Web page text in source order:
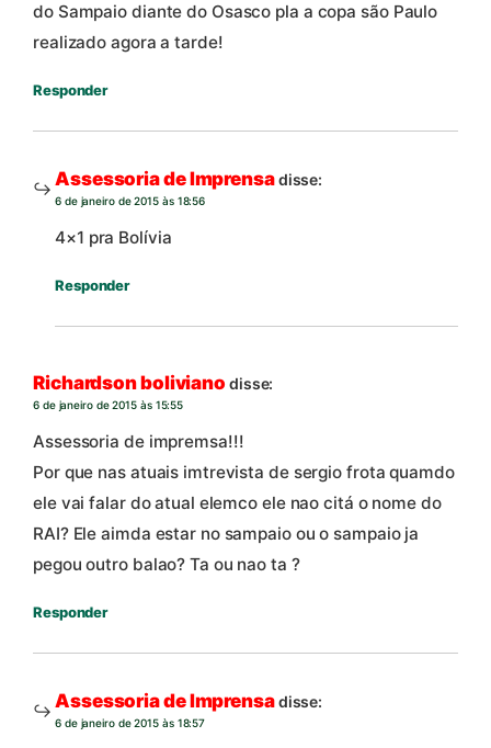
do Sampaio diante do Osasco pla a copa são Paulo
realizado agora a tarde!
Responder
Assessoria de Imprensadisse:
6 de janeiro de 2015 às 18:56
4×1 pra Bolívia
Responder
Richardson boliviano disse:
6 de janeiro de 2015 às 15:55
Assessoria de impremsa!!!
Por que nas atuais imtrevista de sergio frota quamdo
ele vai falar do atual elemco ele nao citá o nome do
RAI? Ele aimda estar no sampaio ou o sampaio ja
pegou outro balao? Ta ou nao ta ?
Responder
Assessoria de Imprensadisse:
6 de janeiro de 2015 às 18:57